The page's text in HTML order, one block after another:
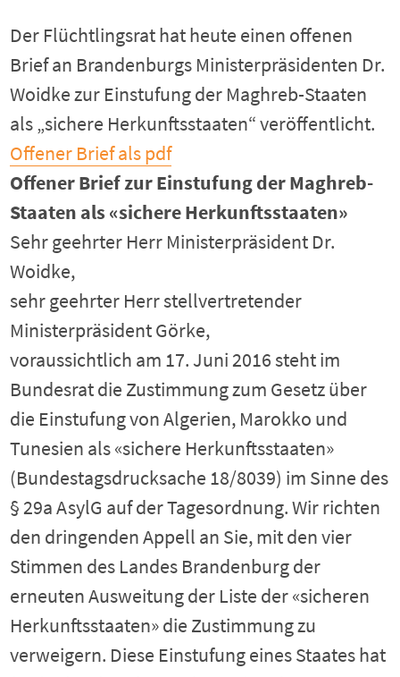
Der Flüchtlingsrat hat heute einen offenen
Brief an Brandenburgs Ministerpräsidenten Dr.
Woidke zur Einstufung der Maghreb-Staaten
als „sichere Herkunftsstaaten“ veröffentlicht.
Offener Brief als pdf
Offener Brief zur Einstufung der Maghreb-
Staaten als «sichere Herkunftsstaaten»
Sehr geehrter Herr Ministerpräsident Dr.
Woidke,
sehr geehrter Herr stellvertretender
Ministerpräsident Görke,
voraussichtlich am 17. Juni 2016 steht im
Bundesrat die Zustimmung zum Gesetz über
die Einstufung von Algerien, Marokko und
Tunesien als «sichere Herkunftsstaaten»
(Bundestagsdrucksache 18/8039) im Sinne des
§ 29a AsylG auf der Tagesordnung. Wir richten
den dringenden Appell an Sie, mit den vier
Stimmen des Landes Brandenburg der
erneuten Ausweitung der Liste der «sicheren
Herkunftsstaaten» die Zustimmung zu
verweigern. Diese Einstufung eines Staates hat